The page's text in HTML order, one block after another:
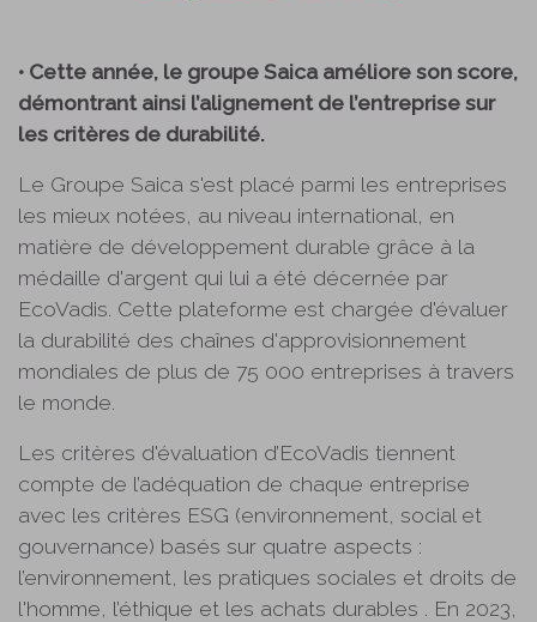
• Cette année, le groupe Saica améliore son score,
démontrant ainsi l’alignement de l’entreprise sur
les critères de durabilité.
Le Groupe Saica s'est placé parmi les entreprises
les mieux notées, au niveau international, en
matière de développement durable grâce à la
médaille d'argent qui lui a été décernée par
EcoVadis. Cette plateforme est chargée d'évaluer
la durabilité des chaînes d'approvisionnement
mondiales de plus de 75 000 entreprises à travers
le monde.
Les critères d'évaluation d’EcoVadis tiennent
compte de l’adéquation de chaque entreprise
avec les critères ESG (environnement, social et
gouvernance) basés sur quatre aspects :
l’environnement, les pratiques sociales et droits de
l'homme, l’éthique et les achats durables . En 2023,